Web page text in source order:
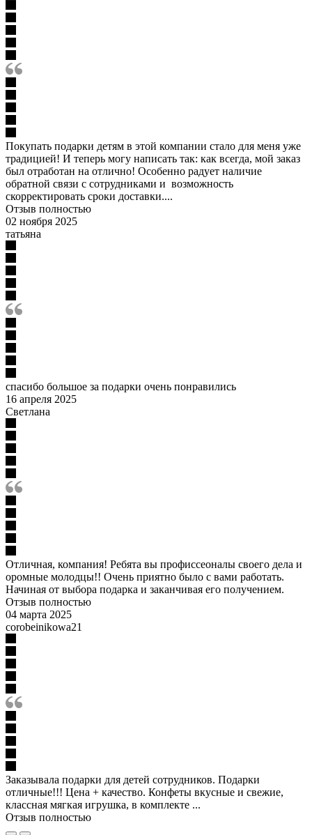
Покупать подарки детям в этой компании стало для меня уже
традицией! И теперь могу написать так: как всегда, мой заказ
был отработан на отлично! Особенно радует наличие
обратной связи с сотрудниками и возможность
скорректировать сроки доставки....
Отзыв полностью
02 ноября 2025
татьяна
спасибо большое за подарки очень понравились
16 апреля 2025
Светлана
Отличная, компания! Ребята вы профиссеоналы своего дела и
оромные молодцы!! Очень приятно было с вами работать.
Начиная от выбора подарка и заканчивая его получением.
Отзыв полностью
04 марта 2025
corobeinikowa21
Заказывала подарки для детей сотрудников. Подарки
отличные!!! Цена + качество. Конфеты вкусные и свежие,
классная мягкая игрушка, в комплекте ...
Отзыв полностью